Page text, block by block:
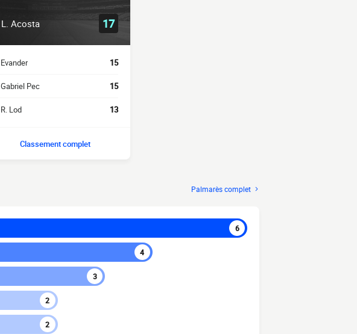
L. Acosta 17
Evander 15
Gabriel Pec 15
R. Lod 13
Classement complet
Palmarès complet
6
4
3
2
2